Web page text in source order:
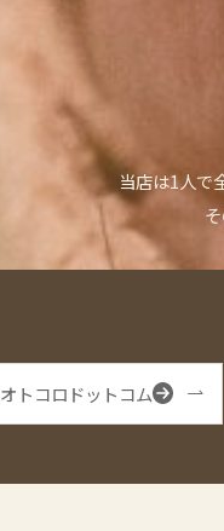
当店は1人で
オトコロドットコム